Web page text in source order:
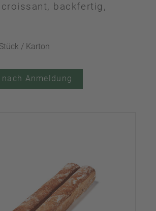
backfertig,
/ Karton
Anmeldung